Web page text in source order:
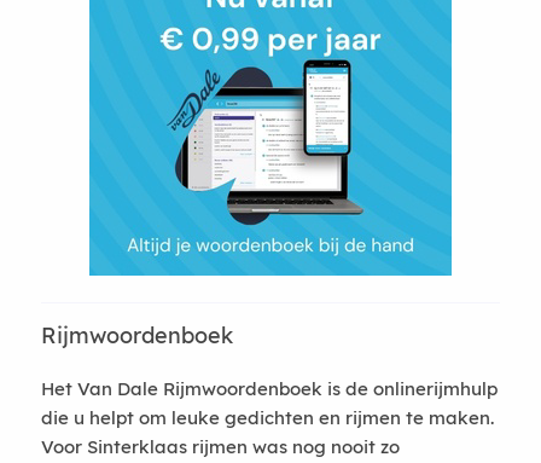
Rijmwoordenboek
Het Van Dale Rijmwoordenboek is de onlinerijmhulp
die u helpt om leuke gedichten en rijmen te maken.
Voor Sinterklaas rijmen was nog nooit zo